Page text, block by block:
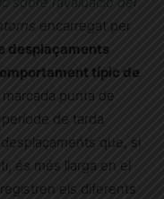
encarregat per
desplaçaments
típic de
marcada punta de
de tarda
que, si
és més llarga en el
els diferents